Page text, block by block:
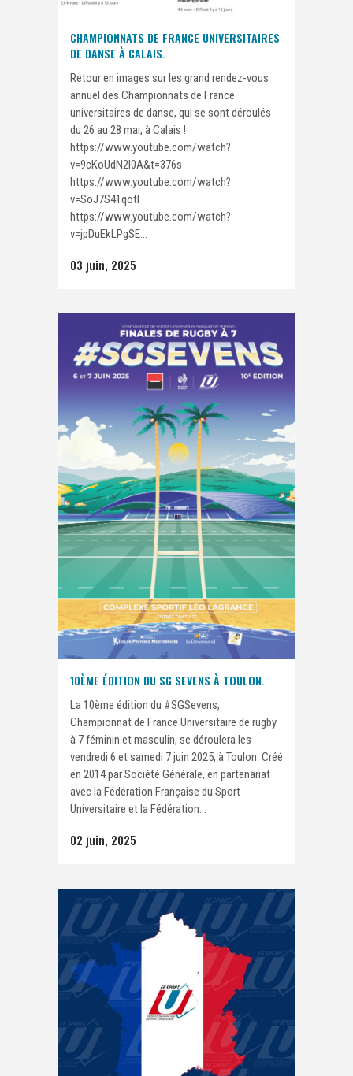
CHAMPIONNATS DE FRANCE UNIVERSITAIRES
DE DANSE À CALAIS.
Retour en images sur les grand rendez-vous
annuel des Championnats de France
universitaires de danse, qui se sont déroulés
du 26 au 28 mai, à Calais !
https://www.youtube.com/watch?
v=9cKoUdN2I0A&t=376s
https://www.youtube.com/watch?
v=SoJ7S41qotI
https://www.youtube.com/watch?
v=jpDuEkLPgSE...
03 juin, 2025
10ÈME ÉDITION DU SG SEVENS À TOULON.
La 10ème édition du #SGSevens,
Championnat de France Universitaire de rugby
à 7 féminin et masculin, se déroulera les
vendredi 6 et samedi 7 juin 2025, à Toulon. Créé
en 2014 par Société Générale, en partenariat
avec la Fédération Française du Sport
Universitaire et la Fédération...
02 juin, 2025